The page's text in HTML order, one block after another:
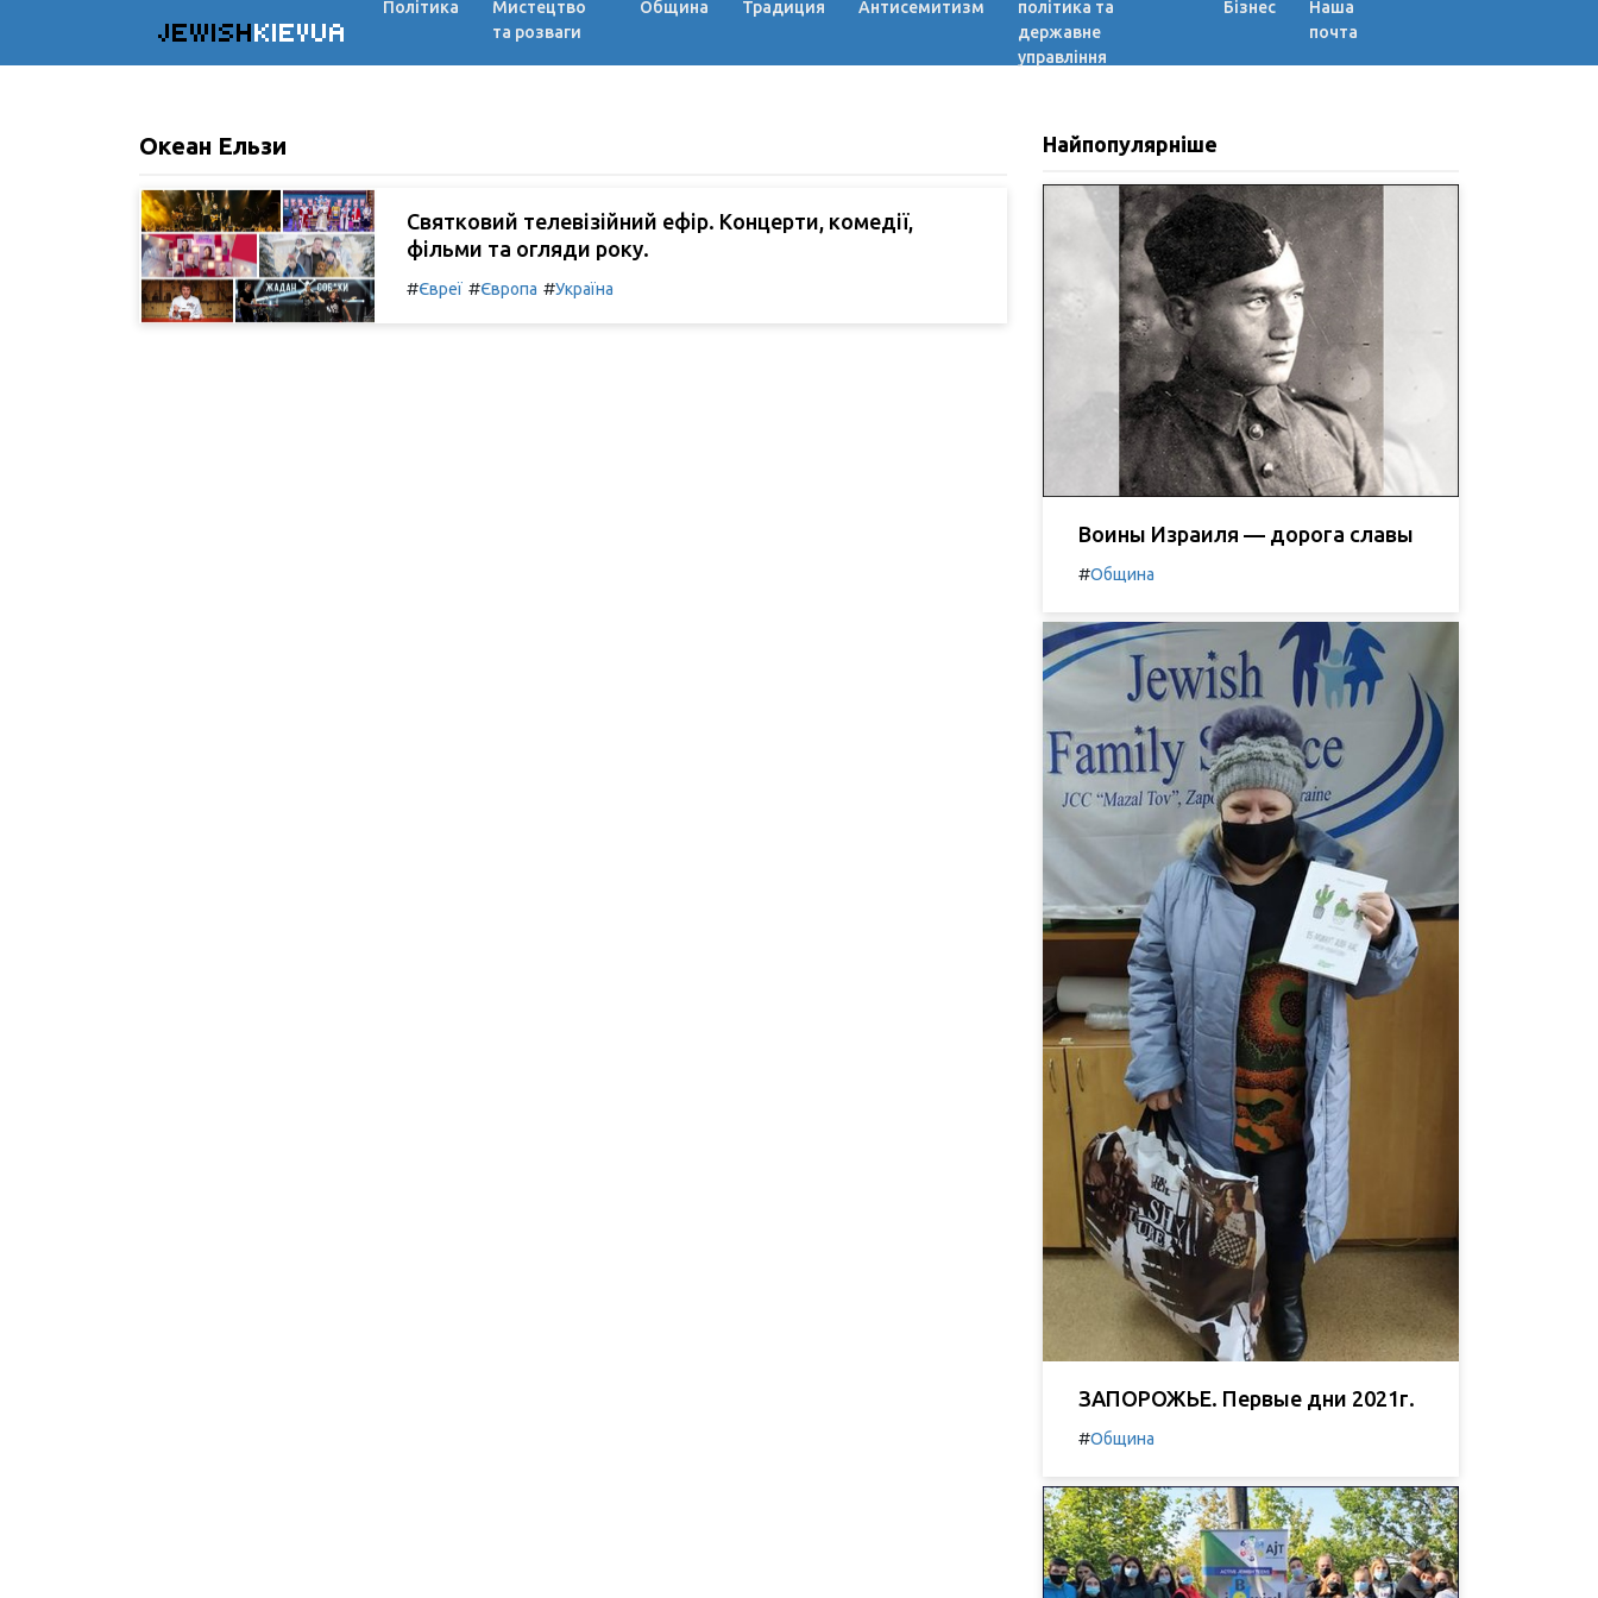
JEWISHKIEVUA
Політика
Мистецтво
та розваги
Община Традиция Антисемитизм
політика та
державне
управління
Бізнес
Наша
почта
Океан Ельзи
Святковий телевізійний ефір. Концерти, комедії,
фільми та огляди року.
#Євреї #Європа #Україна
Найпопулярніше
Воины Израиля — дорога славы
#Община
ЗАПОРОЖЬЕ. Первые дни 2021г.
#Община